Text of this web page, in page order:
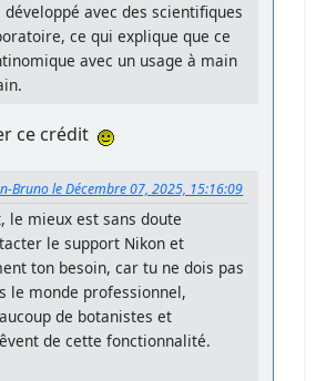
avec des scientifiques
ce qui explique que ce
avec un usage à main
ce crédit
Bruno le Décembre 07, 2025, 15:16:09
le mieux est sans doute
le support Nikon et
ton besoin, car tu ne dois pas
le monde professionnel,
de botanistes et
de cette fonctionnalité.